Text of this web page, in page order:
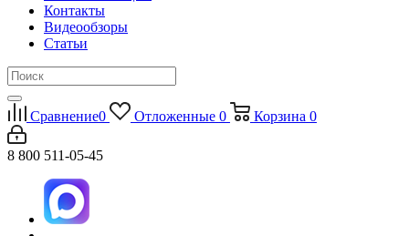
Контакты
Видеообзоры
Статьи
Сравнение0 Отложенные 0 Корзина 0
8 800 511-05-45